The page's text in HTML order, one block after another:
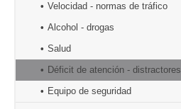
Velocidad - normas de tráfico
Alcohol - drogas
Salud
Déficit de atención - distractores
Equipo de seguridad